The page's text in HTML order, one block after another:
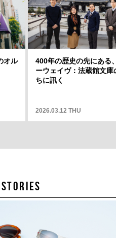
「そこから何
オル
400年の歴史の先にある
ーウェイヴ：法蔵館文庫
ちに訊く
2026.03.12 THU